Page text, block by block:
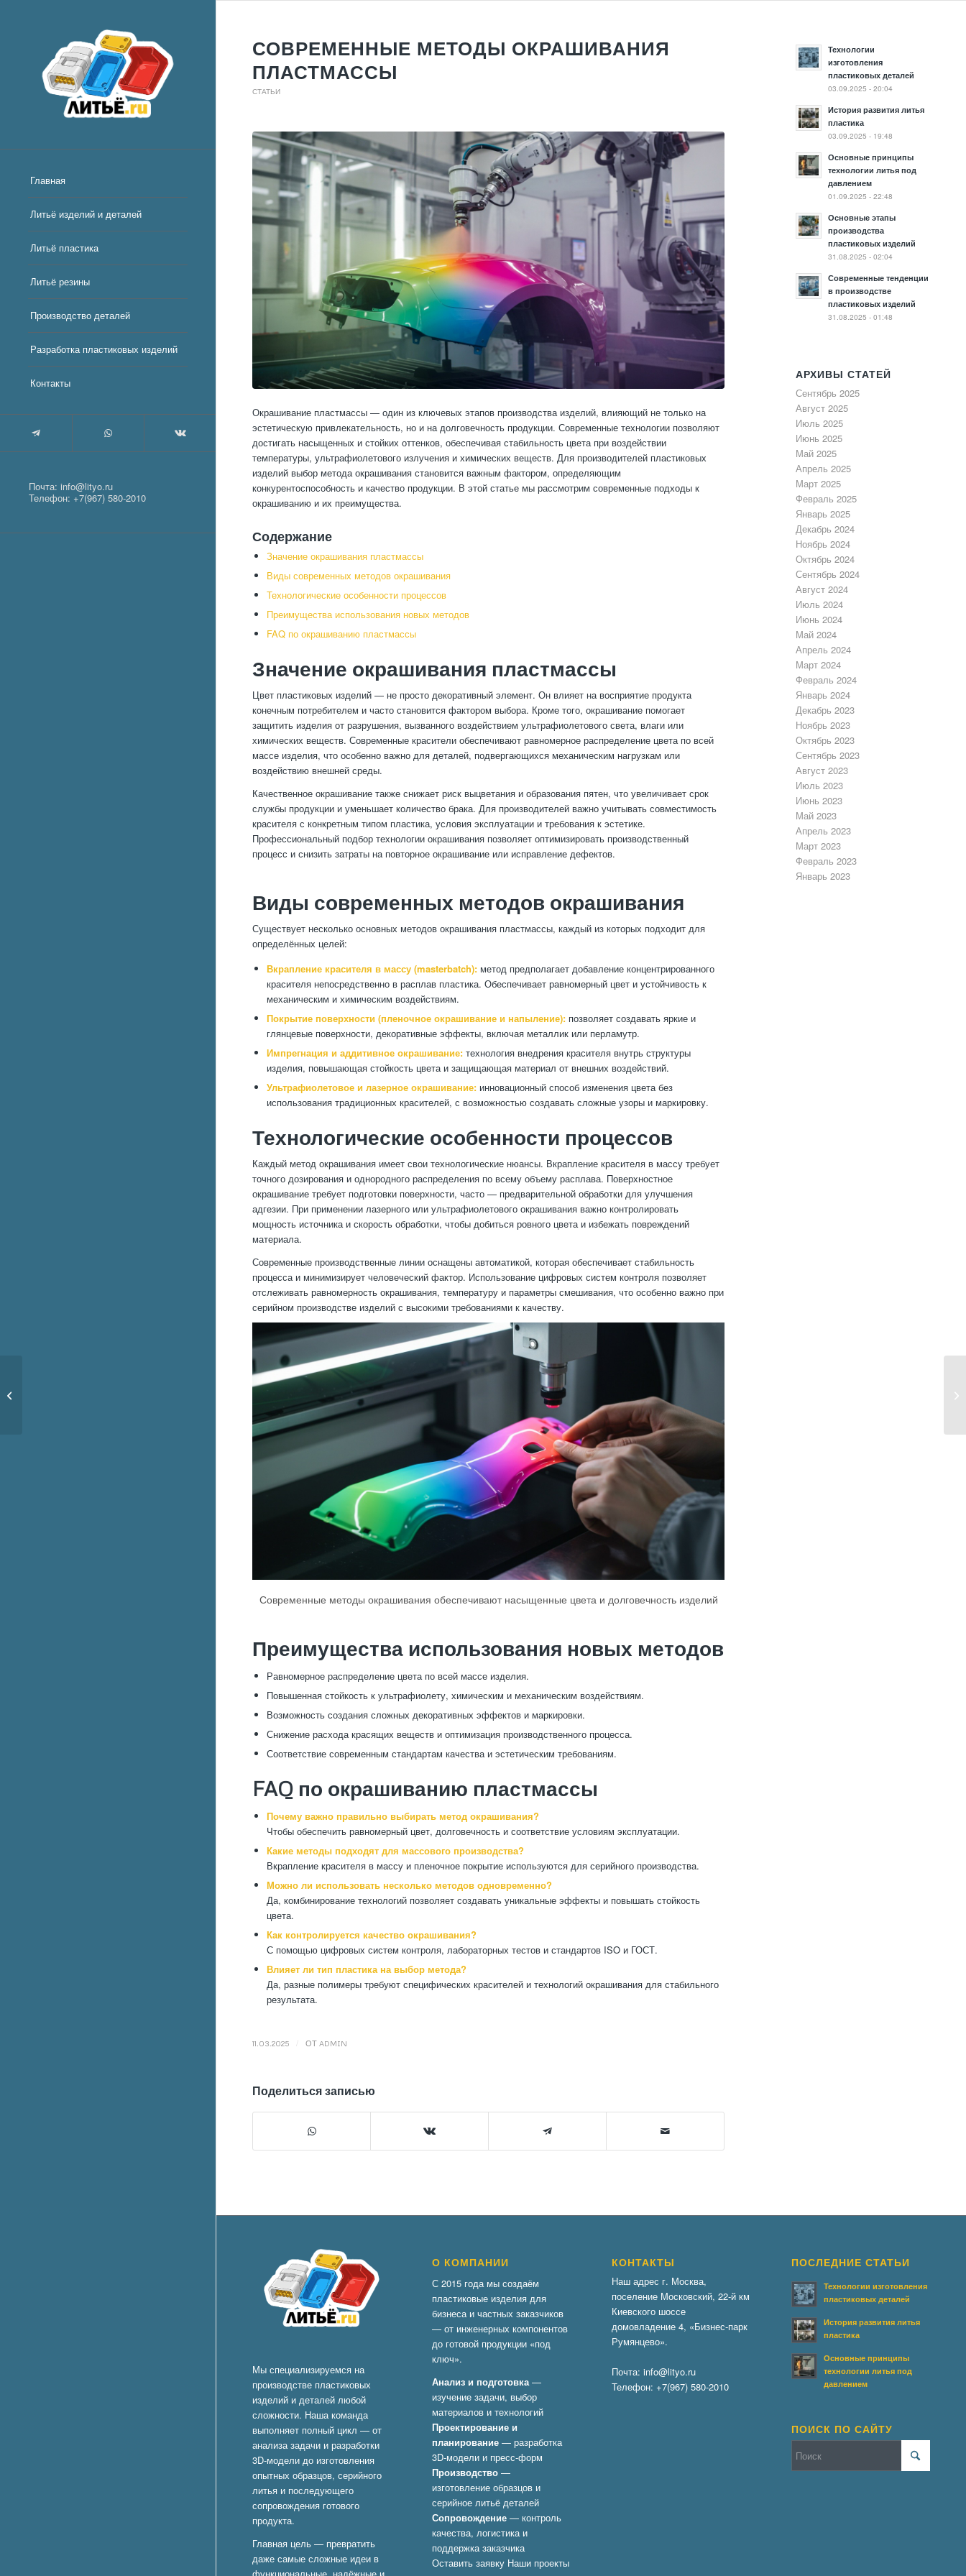
Главная
Литьё изделий и деталей
Литьё пластика
Литьё резины
Производство деталей
Разработка пластиковых изделий
Контакты
Почта: info@lityo.ru
Телефон: +7(967) 580-2010
СОВРЕМЕННЫЕ МЕТОДЫ ОКРАШИВАНИЯ
ПЛАСТМАССЫ
СТАТЬИ
Окрашивание пластмассы — один из ключевых этапов производства изделий, влияющий не только на
эстетическую привлекательность, но и на долговечность продукции. Современные технологии позволяют
достигать насыщенных и стойких оттенков, обеспечивая стабильность цвета при воздействии
температуры, ультрафиолетового излучения и химических веществ. Для производителей пластиковых
изделий выбор метода окрашивания становится важным фактором, определяющим
конкурентоспособность и качество продукции. В этой статье мы рассмотрим современные подходы к
окрашиванию и их преимущества.
Содержание
Значение окрашивания пластмассы
Виды современных методов окрашивания
Технологические особенности процессов
Преимущества использования новых методов
FAQ по окрашиванию пластмассы
Значение окрашивания пластмассы
Цвет пластиковых изделий — не просто декоративный элемент. Он влияет на восприятие продукта
конечным потребителем и часто становится фактором выбора. Кроме того, окрашивание помогает
защитить изделия от разрушения, вызванного воздействием ультрафиолетового света, влаги или
химических веществ. Современные красители обеспечивают равномерное распределение цвета по всей
массе изделия, что особенно важно для деталей, подвергающихся механическим нагрузкам или
воздействию внешней среды.
Качественное окрашивание также снижает риск выцветания и образования пятен, что увеличивает срок
службы продукции и уменьшает количество брака. Для производителей важно учитывать совместимость
красителя с конкретным типом пластика, условия эксплуатации и требования к эстетике.
Профессиональный подбор технологии окрашивания позволяет оптимизировать производственный
процесс и снизить затраты на повторное окрашивание или исправление дефектов.
Виды современных методов окрашивания
Существует несколько основных методов окрашивания пластмассы, каждый из которых подходит для
определённых целей:
Вкрапление красителя в массу (masterbatch): метод предполагает добавление концентрированного
красителя непосредственно в расплав пластика. Обеспечивает равномерный цвет и устойчивость к
механическим и химическим воздействиям.
Покрытие поверхности (пленочное окрашивание и напыление): позволяет создавать яркие и
глянцевые поверхности, декоративные эффекты, включая металлик или перламутр.
Импрегнация и аддитивное окрашивание: технология внедрения красителя внутрь структуры
изделия, повышающая стойкость цвета и защищающая материал от внешних воздействий.
Ультрафиолетовое и лазерное окрашивание: инновационный способ изменения цвета без
использования традиционных красителей, с возможностью создавать сложные узоры и маркировку.
Технологические особенности процессов
Каждый метод окрашивания имеет свои технологические нюансы. Вкрапление красителя в массу требует
точного дозирования и однородного распределения по всему объему расплава. Поверхностное
окрашивание требует подготовки поверхности, часто — предварительной обработки для улучшения
адгезии. При применении лазерного или ультрафиолетового окрашивания важно контролировать
мощность источника и скорость обработки, чтобы добиться ровного цвета и избежать повреждений
материала.
Современные производственные линии оснащены автоматикой, которая обеспечивает стабильность
процесса и минимизирует человеческий фактор. Использование цифровых систем контроля позволяет
отслеживать равномерность окрашивания, температуру и параметры смешивания, что особенно важно при
серийном производстве изделий с высокими требованиями к качеству.
Современные методы окрашивания обеспечивают насыщенные цвета и долговечность изделий
Преимущества использования новых методов
Равномерное распределение цвета по всей массе изделия.
Повышенная стойкость к ультрафиолету, химическим и механическим воздействиям.
Возможность создания сложных декоративных эффектов и маркировки.
Снижение расхода красящих веществ и оптимизация производственного процесса.
Соответствие современным стандартам качества и эстетическим требованиям.
FAQ по окрашиванию пластмассы
Почему важно правильно выбирать метод окрашивания?
Чтобы обеспечить равномерный цвет, долговечность и соответствие условиям эксплуатации.
Какие методы подходят для массового производства?
Вкрапление красителя в массу и пленочное покрытие используются для серийного производства.
Можно ли использовать несколько методов одновременно?
Да, комбинирование технологий позволяет создавать уникальные эффекты и повышать стойкость
цвета.
Как контролируется качество окрашивания?
С помощью цифровых систем контроля, лабораторных тестов и стандартов ISO и ГОСТ.
Влияет ли тип пластика на выбор метода?
Да, разные полимеры требуют специфических красителей и технологий окрашивания для стабильного
результата.
11.03.2025 ОТ ADMIN
Поделиться записью
Технологии
изготовления
пластиковых деталей
03.09.2025 - 20:04
История развития литья
пластика
03.09.2025 - 19:48
Основные принципы
технологии литья под
давлением
01.09.2025 - 22:48
Основные этапы
производства
пластиковых изделий
31.08.2025 - 02:04
Современные тенденции
в производстве
пластиковых изделий
31.08.2025 - 01:48
АРХИВЫ СТАТЕЙ
Сентябрь 2025
Август 2025
Июль 2025
Июнь 2025
Май 2025
Апрель 2025
Март 2025
Февраль 2025
Январь 2025
Декабрь 2024
Ноябрь 2024
Октябрь 2024
Сентябрь 2024
Август 2024
Июль 2024
Июнь 2024
Май 2024
Апрель 2024
Март 2024
Февраль 2024
Январь 2024
Декабрь 2023
Ноябрь 2023
Октябрь 2023
Сентябрь 2023
Август 2023
Июль 2023
Июнь 2023
Май 2023
Апрель 2023
Март 2023
Февраль 2023
Январь 2023
Мы специализируемся на
производстве пластиковых
изделий и деталей любой
сложности. Наша команда
выполняет полный цикл — от
анализа задачи и разработки
3D-модели до изготовления
опытных образцов, серийного
литья и последующего
сопровождения готового
продукта.
Главная цель — превратить
даже самые сложные идеи в
О КОМПАНИИ
С 2015 года мы создаём
пластиковые изделия для
бизнеса и частных заказчиков
— от инженерных компонентов
до готовой продукции «под
ключ».
Анализ и подготовка—
изучение задачи, выбор
материалов и технологий
Проектирование и
планирование— разработка
3D-модели и пресс-форм
Производство—
изготовление образцов и
серийное литьё деталей
Сопровождение— контроль
качества, логистика и
поддержка заказчика
Оставить заявку Наши проекты
КОНТАКТЫ
Наш адрес г. Москва,
поселение Московский, 22-й км
Киевского шоссе
домовладение 4, «Бизнес-парк
Румянцево».
Почта: info@lityo.ru
Телефон: +7(967) 580-2010
ПОСЛЕДНИЕ СТАТЬИ
Технологии изготовления
пластиковых деталей
История развития литья
пластика
Основные принципы
технологии литья под
давлением
ПОИСК ПО САЙТУ